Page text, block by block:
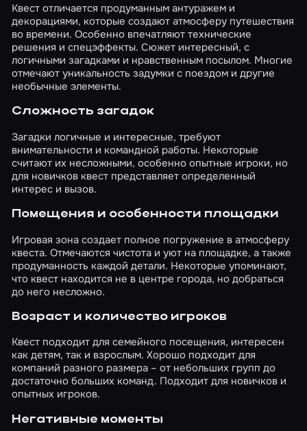
Квест отличается продуманным антуражем и
декорациями, которые создают атмосферу путешествия
во времени. Особенно впечатляют технические
решения и спецэффекты. Сюжет интересный, с
логичными загадками и нравственным посылом. Многие
отмечают уникальность задумки с поездом и другие
необычные элементы.
Сложность загадок
Загадки логичные и интересные, требуют
внимательности и командной работы. Некоторые
считают их несложными, особенно опытные игроки, но
для новичков квест представляет определенный
интерес и вызов.
Помещения и особенности площадки
Игровая зона создает полное погружение в атмосферу
квеста. Отмечаются чистота и уют на площадке, а также
продуманность каждой детали. Некоторые упоминают,
что квест находится не в центре города, но добраться
до него несложно.
Возраст и количество игроков
Квест подходит для семейного посещения, интересен
как детям, так и взрослым. Хорошо подходит для
компаний разного размера – от небольших групп до
достаточно больших команд. Подходит для новичков и
опытных игроков.
Негативные моменты